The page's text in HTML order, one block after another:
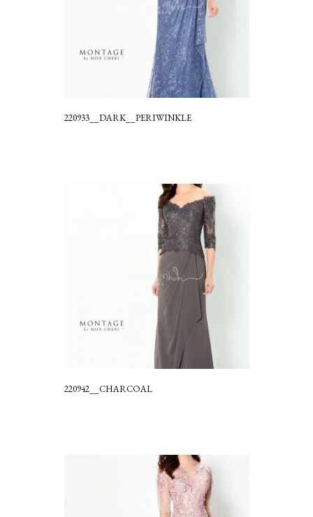
220933__DARK__PERIWINKLE
220942__CHARCOAL